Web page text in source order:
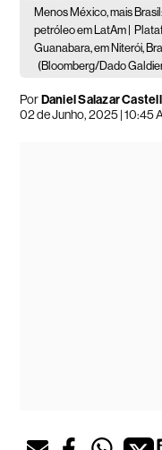
Menos México, mais
petróleo em LatAm |
Guanabara, em Niterói,
(Bloomberg/Dado
PorDaniel Salazar
02 de Junho, 2025 | 10:45